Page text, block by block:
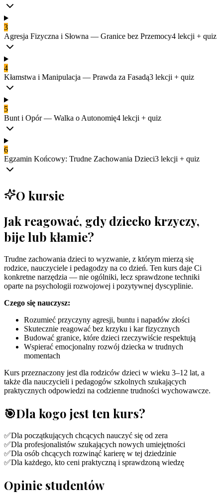
3
Agresja Fizyczna i Słowna — Granice bez Przemocy4 lekcji + quiz
4
Kłamstwa i Manipulacja — Prawda za Fasadą3 lekcji + quiz
5
Bunt i Opór — Walka o Autonomię4 lekcji + quiz
6
Egzamin Końcowy: Trudne Zachowania Dzieci3 lekcji + quiz
O kursie
Jak reagować, gdy dziecko krzyczy,
bije lub kłamie?
Trudne zachowania dzieci to wyzwanie, z którym mierzą się
rodzice, nauczyciele i pedagodzy na co dzień. Ten kurs daje Ci
konkretne narzędzia — nie ogólniki, lecz sprawdzone techniki
oparte na psychologii rozwojowej i pozytywnej dyscyplinie.
Czego się nauczysz:
Rozumieć przyczyny agresji, buntu i napadów złości
Skutecznie reagować bez krzyku i kar fizycznych
Budować granice, które dzieci rzeczywiście respektują
Wspierać emocjonalny rozwój dziecka w trudnych
momentach
Kurs przeznaczony jest dla rodziców dzieci w wieku 3–12 lat, a
także dla nauczycieli i pedagogów szkolnych szukających
praktycznych odpowiedzi na codzienne trudności wychowawcze.
🎯Dla kogo jest ten kurs?
✅Dla początkujących chcących nauczyć się od zera
✅Dla profesjonalistów szukających nowych umiejętności
✅Dla osób chcących rozwinąć karierę w tej dziedzinie
✅Dla każdego, kto ceni praktyczną i sprawdzoną wiedzę
Opinie studentów